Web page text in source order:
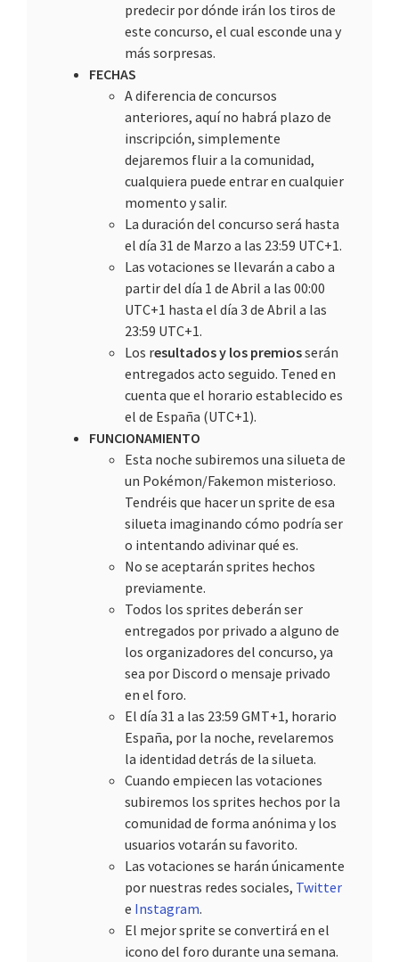
predecir por dónde irán los tiros de
este concurso, el cual esconde una y
más sorpresas.
FECHAS
A diferencia de concursos
anteriores, aquí no habrá plazo de
inscripción, simplemente
dejaremos fluir a la comunidad,
cualquiera puede entrar en cualquier
momento y salir.
La duración del concurso será hasta
el día 31 de Marzo a las 23:59 UTC+1.
Las votaciones se llevarán a cabo a
partir del día 1 de Abril a las 00:00
UTC+1 hasta el día 3 de Abril a las
23:59 UTC+1.
Los resultados y los premiosserán
entregados acto seguido. Tened en
cuenta que el horario establecido es
el de España (UTC+1).
FUNCIONAMIENTO
Esta noche subiremos una silueta de
un Pokémon/Fakemon misterioso.
Tendréis que hacer un sprite de esa
silueta imaginando cómo podría ser
o intentando adivinar qué es.
No se aceptarán sprites hechos
previamente.
Todos los sprites deberán ser
entregados por privado a alguno de
los organizadores del concurso, ya
sea por Discord o mensaje privado
en el foro.
El día 31 a las 23:59 GMT+1, horario
España, por la noche, revelaremos
la identidad detrás de la silueta.
Cuando empiecen las votaciones
subiremos los sprites hechos por la
comunidad de forma anónima y los
usuarios votarán su favorito.
Las votaciones se harán únicamente
por nuestras redes sociales, Twitter
e Instagram.
El mejor sprite se convertirá en el
icono del foro durante una semana.